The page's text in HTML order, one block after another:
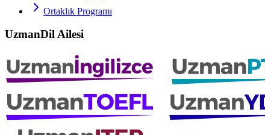
Ortaklık Programı
UzmanDil Ailesi